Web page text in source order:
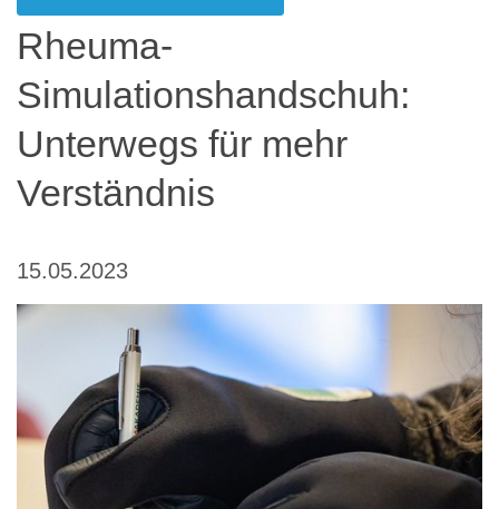
Rheuma-
Simulationshandschuh:
Unterwegs für mehr
Verständnis
15.05.2023